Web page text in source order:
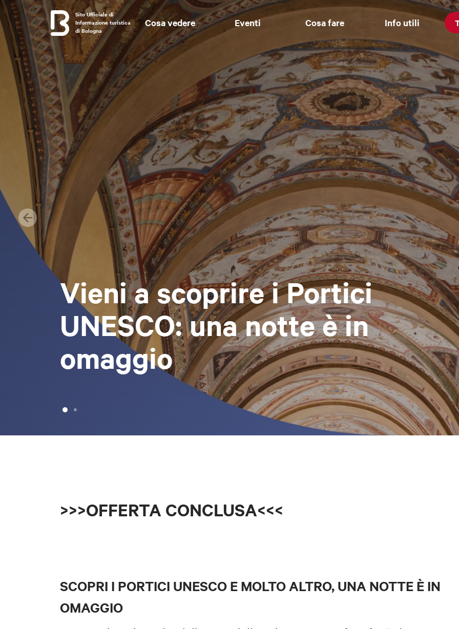
Sito Ufficiale di
Informazione turistica
di Bologna
Cosa vedere Eventi Cosa fare Info utili
Vieni a scoprire i Portici
UNESCO: una notte è in
omaggio
>>>OFFERTA CONCLUSA<<<
SCOPRI I PORTICI UNESCO E MOLTO ALTRO, UNA NOTTE È IN
OMAGGIO